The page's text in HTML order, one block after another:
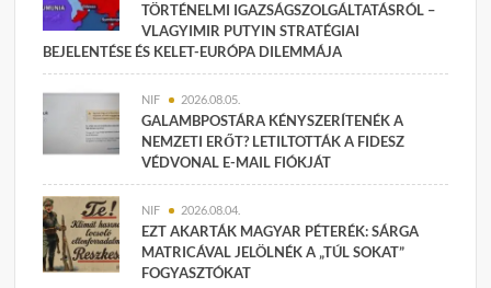
TÖRTÉNELMI IGAZSÁGSZOLGÁLTATÁSRÓL –
VLAGYIMIR PUTYIN STRATÉGIAI
BEJELENTÉSE ÉS KELET-EURÓPA DILEMMÁJA
NIF 2026.08.05.
GALAMBPOSTÁRA KÉNYSZERÍTENÉK A
NEMZETI ERŐT? LETILTOTTÁK A FIDESZ
VÉDVONAL E-MAIL FIÓKJÁT
NIF 2026.08.04.
EZT AKARTÁK MAGYAR PÉTERÉK: SÁRGA
MATRICÁVAL JELÖLNÉK A „TÚL SOKAT”
FOGYASZTÓKAT